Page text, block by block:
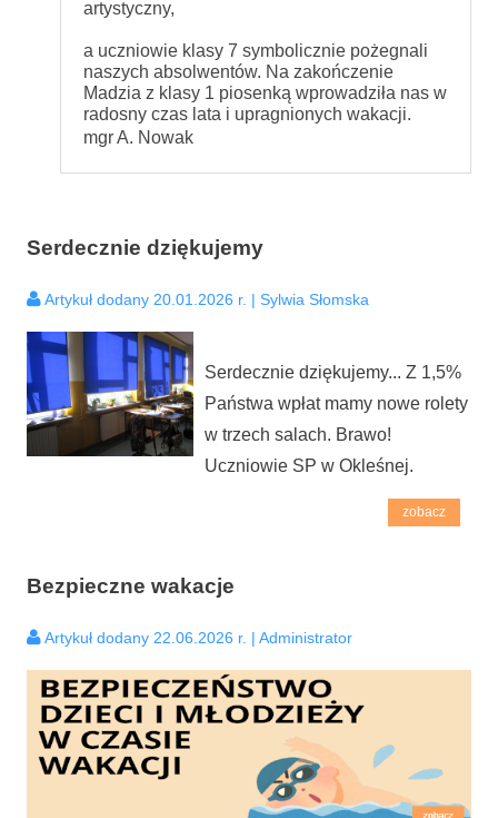
artystyczny,
a uczniowie klasy 7 symbolicznie pożegnali
naszych absolwentów. Na zakończenie
Madzia z klasy 1 piosenką wprowadziła nas w
radosny czas lata i upragnionych wakacji.
mgr A. Nowak
Serdecznie dziękujemy
Artykuł dodany 20.01.2026 r. | Sylwia Słomska
Serdecznie dziękujemy... Z 1,5%
Państwa wpłat mamy nowe rolety
w trzech salach. Brawo!
Uczniowie SP w Okleśnej.
zobacz
Bezpieczne wakacje
Artykuł dodany 22.06.2026 r. | Administrator